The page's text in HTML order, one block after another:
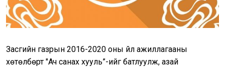
Засгийн газрын 2016-2020 оны үйл ажиллагааны
хөтөлбөрт "Ач санах хууль”-ийг батлуулж, азай